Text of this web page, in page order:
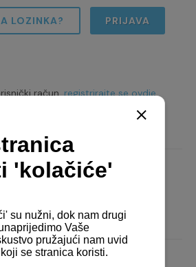
LOZINKA? PRIJAVA
račun,registrirajte se ovdje.